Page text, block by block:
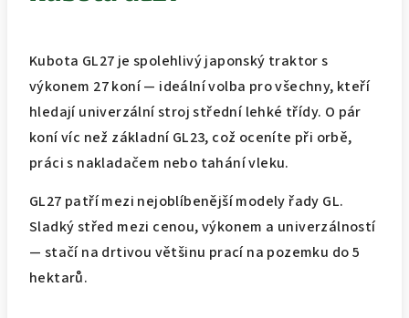
Kubota GL27 je spolehlivý japonský traktor s
výkonem 27 koní — ideální volba pro všechny, kteří
hledají univerzální stroj střední lehké třídy. O pár
koní víc než základní GL23, což oceníte při orbě,
práci s nakladačem nebo tahání vleku.
GL27 patří mezi nejoblíbenější modely řady GL.
Sladký střed mezi cenou, výkonem a univerzálností
— stačí na drtivou většinu prací na pozemku do 5
hektarů.